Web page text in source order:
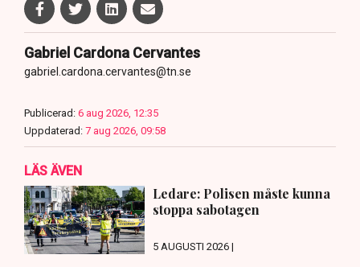
Gabriel Cardona Cervantes
gabriel.cardona.cervantes@tn.se
Publicerad: 6 aug 2026, 12:35
Uppdaterad: 7 aug 2026, 09:58
LÄS ÄVEN
Ledare: Polisen måste kunna
stoppa sabotagen
5 AUGUSTI 2026 |